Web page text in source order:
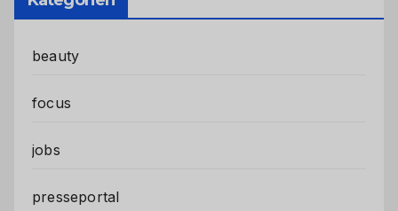
beauty
focus
jobs
presseportal